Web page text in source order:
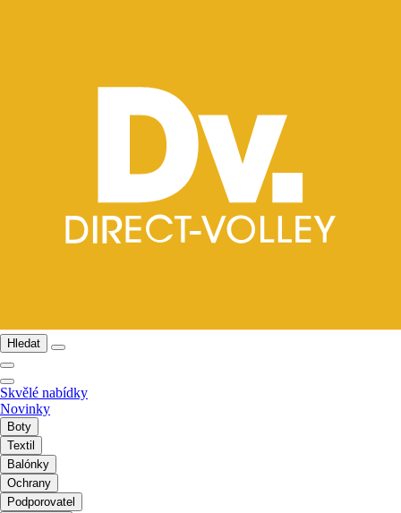
Hledat
Skvělé nabídky
Novinky
Boty
Textil
Balónky
Ochrany
Podporovatel